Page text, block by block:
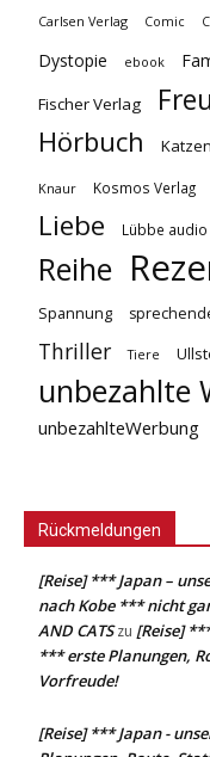
Carlsen Verlag Comic
Dystopie ebook
Fischer Verlag
Hörbuch
Knaur Kosmos Verlag
Liebe Lübbe audio
Reihe
Spannung
Thriller Tiere
unbezahlte
unbezahlteWerbung
Rückmeldungen
[Reise] *** Japan –
nach Kobe *** nicht
AND CATSzu [Reise]
*** erste Planungen,
Vorfreude!
[Reise] *** Japan -